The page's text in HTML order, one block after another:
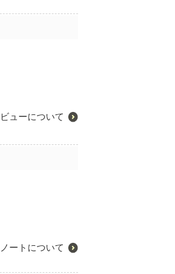
ューについて
ートについて